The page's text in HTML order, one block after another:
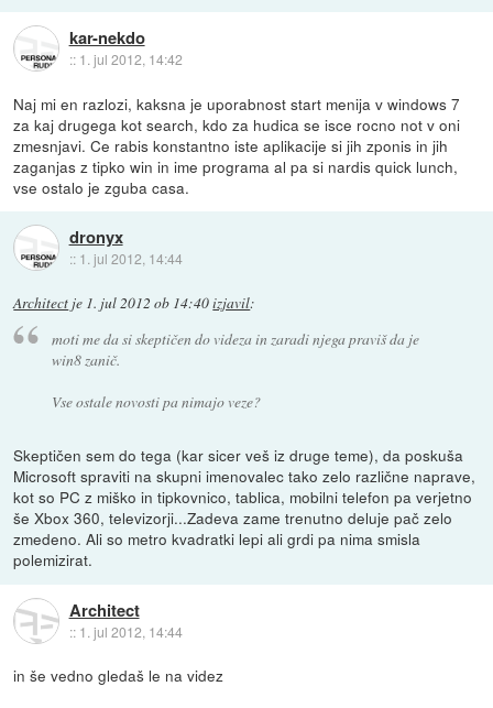
kar-nekdo
:: 1. jul 2012, 14:42
Naj mi en razlozi, kaksna je uporabnost start menija v windows 7
za kaj drugega kot search, kdo za hudica se isce rocno not v oni
zmesnjavi. Ce rabis konstantno iste aplikacije si jih zponis in jih
zaganjas z tipko win in ime programa al pa si nardis quick lunch,
vse ostalo je zguba casa.
dronyx
:: 1. jul 2012, 14:44
Architect je 1. jul 2012 ob 14:40izjavil:
moti me da si skeptičen do videza in zaradi njega praviš da je
win8 zanič.
Vse ostale novosti pa nimajo veze?
Skeptičen sem do tega (kar sicer veš iz druge teme), da poskuša
Microsoft spraviti na skupni imenovalec tako zelo različne naprave,
kot so PC z miško in tipkovnico, tablica, mobilni telefon pa verjetno
še Xbox 360, televizorji...Zadeva zame trenutno deluje pač zelo
zmedeno. Ali so metro kvadratki lepi ali grdi pa nima smisla
polemizirat.
Architect
:: 1. jul 2012, 14:44
in še vedno gledaš le na videz